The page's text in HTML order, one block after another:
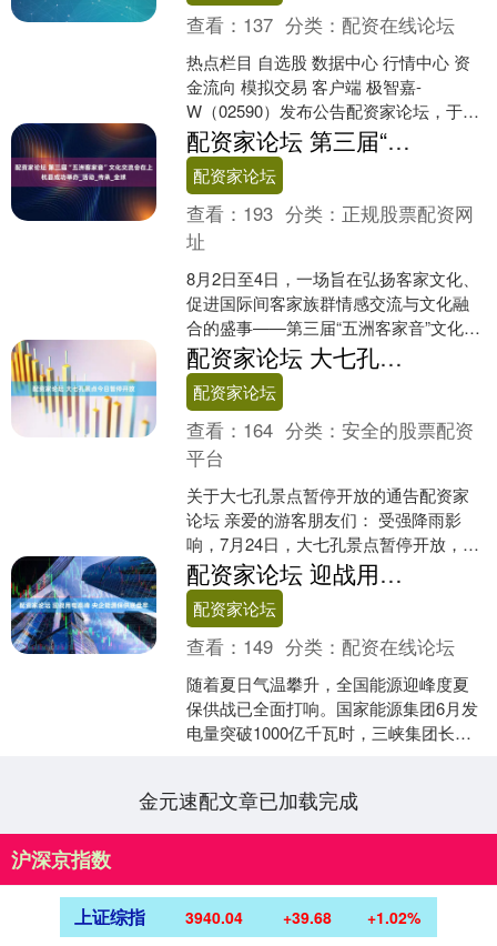
查看： 137 分类：配资在线论坛
热点栏目 自选股 数据中心 行情中心 资
金流向 模拟交易 客户端 极智嘉-
W（02590）发布公告配资家论坛，于
2025年8月6日根据部分行使超额配股权
而发行及....
配资家论坛 第三届“五洲客家音”文化交流会在上杭县成功举办_活动_传承_全球
配资家论坛
查看： 193 分类： 正规股票配资网
址
8月2日至4日，一场旨在弘扬客家文化、
促进国际间客家族群情感交流与文化融
合的盛事——第三届“五洲客家音”文化交
流会在福建省龙岩市上杭县举行。 本次
活动以“五洲客....
配资家论坛 大七孔景点今日暂停开放
配资家论坛
查看： 164 分类：安全的股票配资
平台
关于大七孔景点暂停开放的通告配资家
论坛 亲爱的游客朋友们： 受强降雨影
响，7月24日，大七孔景点暂停开放，大
七孔游船暂停运营。小七孔景区其余各
景点正常开放。由此....
配资家论坛 迎战用电高峰 央企能源保供底盘牢
配资家论坛
查看： 149 分类：配资在线论坛
随着夏日气温攀升，全国能源迎峰度夏
保供战已全面打响。国家能源集团6月发
电量突破1000亿千瓦时，三峡集团长江
金元速配文章已加载完成
沪深京指数
上证综指 3940.04 +39.68 +1.02%